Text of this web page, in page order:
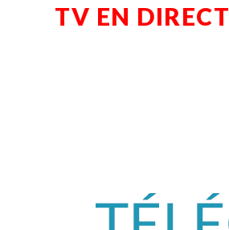
TV EN DIRECT